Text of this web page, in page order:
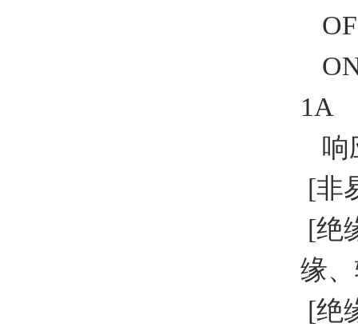
1A
响
[非
[绝
缘
[绝